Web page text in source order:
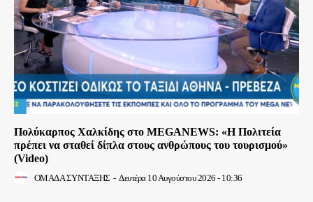
Πολύκαρπος Χαλκίδης στο MEGANEWS: «Η Πολιτεία
πρέπει να σταθεί δίπλα στους ανθρώπους του τουρισμού»
(Video)
ΟΜΑΔΑ ΣΥΝΤΑΞΗΣ - Δευτέρα 10 Αυγούστου 2026 - 10:36